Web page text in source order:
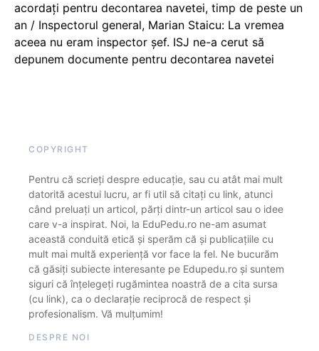
acordați pentru decontarea navetei, timp de peste un
an / Inspectorul general, Marian Staicu: La vremea
aceea nu eram inspector șef. ISJ ne-a cerut să
depunem documente pentru decontarea navetei
COPYRIGHT
Pentru că scrieți despre educație, sau cu atât mai mult
datorită acestui lucru, ar fi util să citați cu link, atunci
când preluați un articol, părți dintr-un articol sau o idee
care v-a inspirat. Noi, la EduPedu.ro ne-am asumat
această conduită etică și sperăm că și publicațiile cu
mult mai multă experiență vor face la fel. Ne bucurăm
că găsiți subiecte interesante pe Edupedu.ro și suntem
siguri că înțelegeți rugămintea noastră de a cita sursa
(cu link), ca o declarație reciprocă de respect și
profesionalism. Vă mulțumim!
DESPRE NOI